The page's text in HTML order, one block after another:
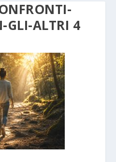
GLI-ALTRI 4